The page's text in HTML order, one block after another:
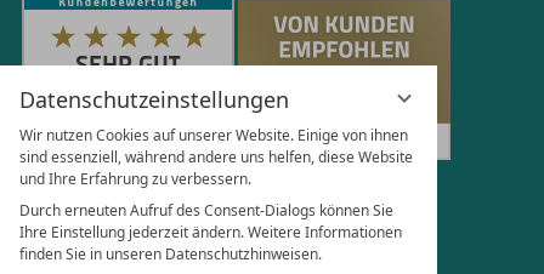
Datenschutzeinstellungen
Wir nutzen Cookies auf unserer Website. Einige von ihnen
sind essenziell, während andere uns helfen, diese Website
und Ihre Erfahrung zu verbessern.
Durch erneuten Aufruf des Consent-Dialogs können Sie
Ihre Einstellung jederzeit ändern. Weitere Informationen
finden Sie in unseren Datenschutzhinweisen.